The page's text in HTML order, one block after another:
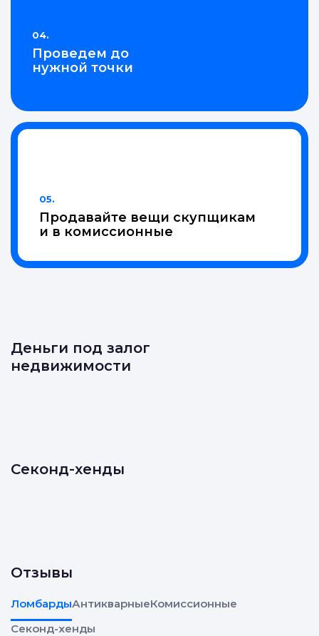
04.
Проведем до
нужной точки
05.
Продавайте вещи скупщикам
и в комиссионные
Деньги под залог
недвижимости
Секонд-хенды
Отзывы
ЛомбардыАнтикварныеКомиссионные
Секонд-хенды